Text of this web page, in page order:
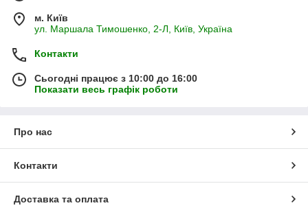
м. Київ
ул. Маршала Тимошенко, 2-Л, Київ, Україна
Контакти
Сьогодні працює з 10:00 до 16:00
Показати весь графік роботи
Про нас
Контакти
Доставка та оплата